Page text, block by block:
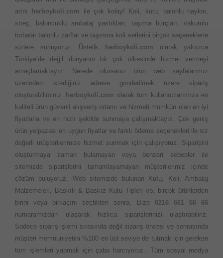
artık
herboykoli.com ile çok kolay! Koli, kutu, balonlu naylon,
streç, baloncuklu ambalaj yastıkları, taşıma hurçları, vakumlu
torbalar balonlu zarflar ve taşınma koli setlerini birçok seçeneklerle
sizlere sunuyoruz. Üstelik
herboykoli.com olarak yalnızca
Türkiye’de değil dünyanın bir çok ülkesinde hizmet vermeyi
amaçlamaktayız. Nerede olursanız olun web sayfalarımız
üzerinden istediğiniz adrese gönderilmek üzere sipariş
oluşturabilirsiniz.
herboykoli.com olarak tüm kullanıcılarımıza en
kaliteli ürün güvenli alışveriş ortamı ve hizmeti mümkün olan en iyi
fiyatlarla ve en hızlı şekilde sunmaya çalışmaktayız. Çok geniş
ürün yelpazasi en uygun fiyatlar ve farklı ödeme seçenekleri ile siz
değerli müşterilerimize hizmet sunmak için çalışıyoruz. Siparişini
oluşturmaya zaman bulamayan veya benzeri sebepler ile
sitemizde siparişlerini tamamlayamayan müşterilerimiz içinde
çözüm buluyoruz. Web sitemizde bulunan Kutu, Koli, Ambalaj
Malzemeleri, Baskılı & Baskız Kutu Tipleri vb. birçok ürünlerden
birini veya birkaçını seçtikten sonra, Bize 0216 661 66 66
numaramızdan ulaşarak hızlıca siparişlerinizi ulaştırabiliriz.
Sadece sipariş işlemi sırasında değil sipariş öncesi ve sonrasında
müşteri memnuniyetini %100 en üst seviye de tutmak için gereken
tüm işlemleri yapmak için çaba harcıyoruz.. Tüm sosyal medya